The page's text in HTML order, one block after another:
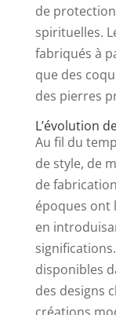
de
spirituelles.
fabriqués à
que des
des pierres
L’évolution
Au fil du
de style, de
de
époques ont
en
disponibles
des designs